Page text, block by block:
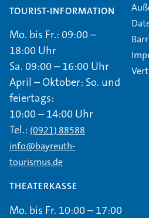
TOURIST-INFORMATION
Mo. bis Fr.: 09:00 –
18:00 Uhr
Sa. 09:00 – 16:00 Uhr
April – Oktober: So. und
feiertags:
10:00 – 14:00 Uhr
Tel.: (0921) 88588
info@bayreuth-
tourismus.de
THEATERKASSE
Mo. bis Fr. 10:00 – 17:00